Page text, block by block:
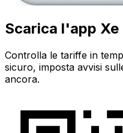
Scarica l'app Xe
Controlla le tariffe in
sicuro, imposta avvisi
ancora.